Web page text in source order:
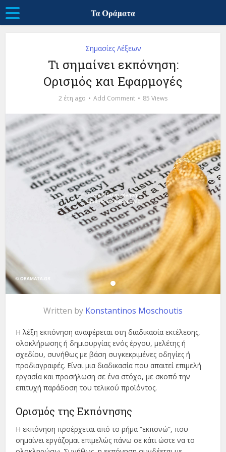
Σημασίες Λέξεων
Τι σημαίνει εκπόνηση:
Ορισμός και Εφαρμογές
2 έτη ago Add Comment 85 Views
Written by Konstantinos Moschoutis
Η λέξη εκπόνηση αναφέρεται στη διαδικασία εκτέλεσης,
ολοκλήρωσης ή δημιουργίας ενός έργου, μελέτης ή
σχεδίου, συνήθως με βάση συγκεκριμένες οδηγίες ή
προδιαγραφές. Είναι μια διαδικασία που απαιτεί επιμελή
εργασία και προσήλωση σε ένα στόχο, με σκοπό την
επιτυχή παράδοση του τελικού προϊόντος.
Ορισμός της Εκπόνησης
Η εκπόνηση προέρχεται από το ρήμα “εκπονώ”, που
σημαίνει εργάζομαι επιμελώς πάνω σε κάτι ώστε να το